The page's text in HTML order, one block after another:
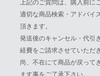
上記のご質問は、購入前に
適切な商品検索・アドバイ
頂きます。
発送後のキャンセル・代引
経費をご請求させていただ
尚、不在にて商品が戻って
ます事をご了承下さい。